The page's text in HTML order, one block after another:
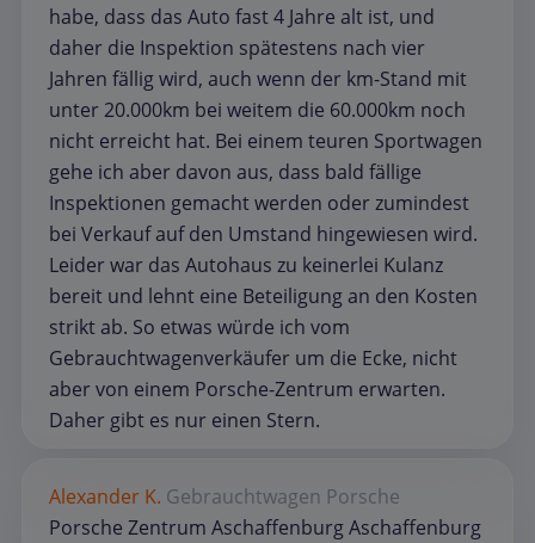
habe, dass das Auto fast 4 Jahre alt ist, und
daher die Inspektion spätestens nach vier
Jahren fällig wird, auch wenn der km-Stand mit
unter 20.000km bei weitem die 60.000km noch
nicht erreicht hat. Bei einem teuren Sportwagen
gehe ich aber davon aus, dass bald fällige
Inspektionen gemacht werden oder zumindest
bei Verkauf auf den Umstand hingewiesen wird.
Leider war das Autohaus zu keinerlei Kulanz
bereit und lehnt eine Beteiligung an den Kosten
strikt ab. So etwas würde ich vom
Gebrauchtwagenverkäufer um die Ecke, nicht
aber von einem Porsche-Zentrum erwarten.
Daher gibt es nur einen Stern.
Alexander K. Gebrauchtwagen Porsche
Porsche Zentrum Aschaffenburg Aschaffenburg